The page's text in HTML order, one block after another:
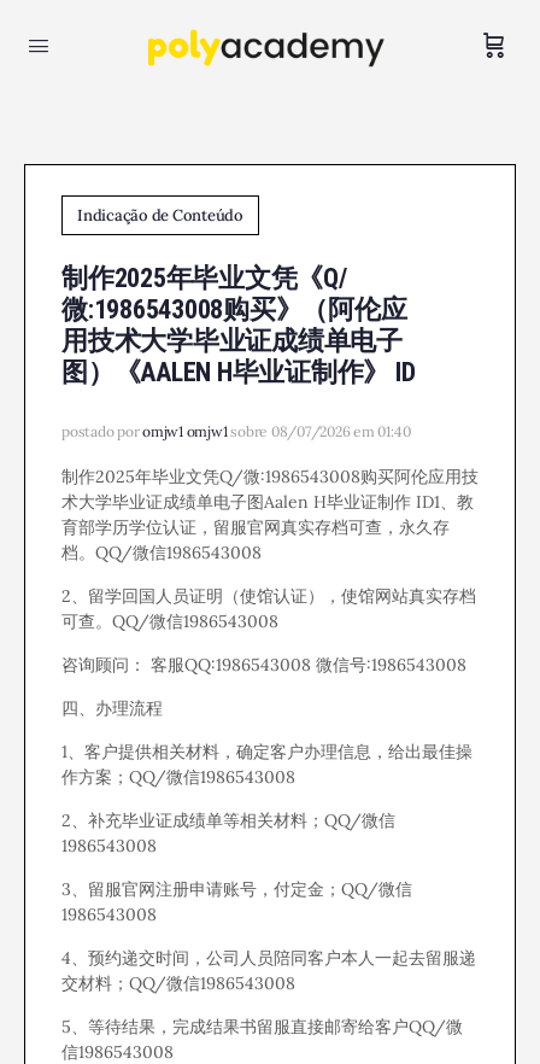
Indicação de Conteúdo
制作2025年毕业文凭《Q/
微:1986543008购买》（阿伦应
用技术大学毕业证成绩单电子
图）《AALEN H毕业证制作》 ID
postado poromjw1 omjw1sobre 08/07/2026 em 01:40
制作2025年毕业文凭Q/微:1986543008购买阿伦应用技
术大学毕业证成绩单电子图Aalen H毕业证制作 ID1、教
育部学历学位认证，留服官网真实存档可查，永久存
档。QQ/微信1986543008
2、留学回国人员证明（使馆认证），使馆网站真实存档
可查。QQ/微信1986543008
咨询顾问： 客服QQ:1986543008 微信号:1986543008
四、办理流程
1、客户提供相关材料，确定客户办理信息，给出最佳操
作方案；QQ/微信1986543008
2、补充毕业证成绩单等相关材料；QQ/微信
1986543008
3、留服官网注册申请账号，付定金；QQ/微信
1986543008
4、预约递交时间，公司人员陪同客户本人一起去留服递
交材料；QQ/微信1986543008
5、等待结果，完成结果书留服直接邮寄给客户QQ/微
信1986543008